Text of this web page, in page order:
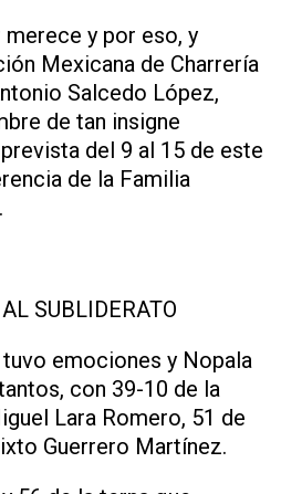
y por eso, y
Mexicana de Charrería
Salcedo López,
de tan insigne
del 9 al 15 de este
de la Familia
SUBLIDERATO
emociones y Nopala
con 39-10 de la
Lara Romero, 51 de
Guerrero Martínez.